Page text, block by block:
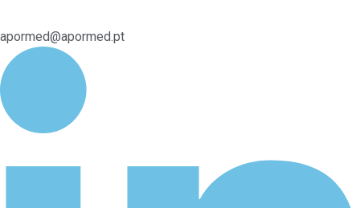
apormed@apormed.pt